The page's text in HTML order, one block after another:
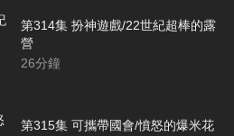
第314集 扮神遊戲/22世紀超棒的露
營
26分鐘
第315集 可攜帶國會/憤怒的爆米花